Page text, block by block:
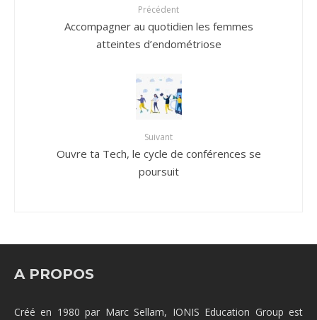
Précédent
Accompagner au quotidien les femmes
atteintes d’endométriose
Suivant
Ouvre ta Tech, le cycle de conférences se
poursuit
A PROPOS
Créé en 1980 par Marc Sellam, IONIS Education Group est